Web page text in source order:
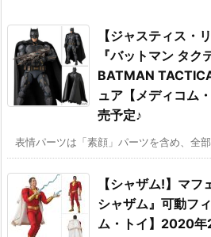
【ジャスティス・
『バットマン タク
BATMAN
ュア【メディコム
売予定♪
表情パーツは「素顔」パーツを含め、全
【シャザム!】マ
シャザム』可動フ
ム・トイ】2020年